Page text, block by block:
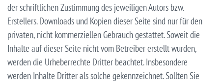
der schriftlichen Zustimmung des jeweiligen Autors bzw.
Erstellers. Downloads und Kopien dieser Seite sind nur für den
privaten, nicht kommerziellen Gebrauch gestattet. Soweit die
Inhalte auf dieser Seite nicht vom Betreiber erstellt wurden,
werden die Urheberrechte Dritter beachtet. Insbesondere
werden Inhalte Dritter als solche gekennzeichnet. Sollten Sie